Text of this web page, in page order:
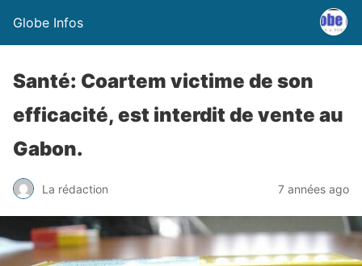
Globe Infos
Santé: Coartem victime de son
efficacité, est interdit de vente au
Gabon.
La rédaction 7 années ago